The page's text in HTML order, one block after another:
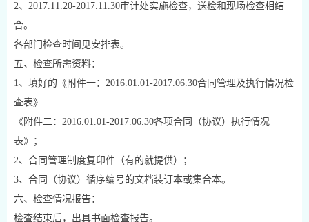
2、2017.11.20-2017.11.30审计处实施检查，送检和现场检查相结
合。
各部门检查时间见安排表。
五、检查所需资料：
1、填好的《附件一：2016.01.01-2017.06.30合同管理及执行情况检
查表》
《附件二：2016.01.01-2017.06.30各项合同（协议）执行情况
表》；
2、合同管理制度复印件（有的就提供）；
3、合同（协议）循序编号的文档装订本或集合本。
六、检查情况报告：
检查结束后，出具书面检查报告。